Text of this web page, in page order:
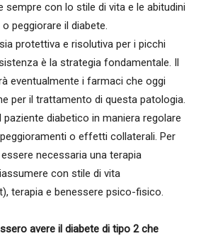
sempre con lo stile di vita e le abitudini
peggiorare il diabete.
protettiva e risolutiva per i picchi
è la strategia fondamentale. Il
eventualmente i farmaci che oggi
per il trattamento di questa patologia.
diabetico in maniera regolare
o effetti collaterali. Per
necessaria una terapia
con stile di vita
terapia e benessere psico-fisico.
avere il diabete di tipo 2 che